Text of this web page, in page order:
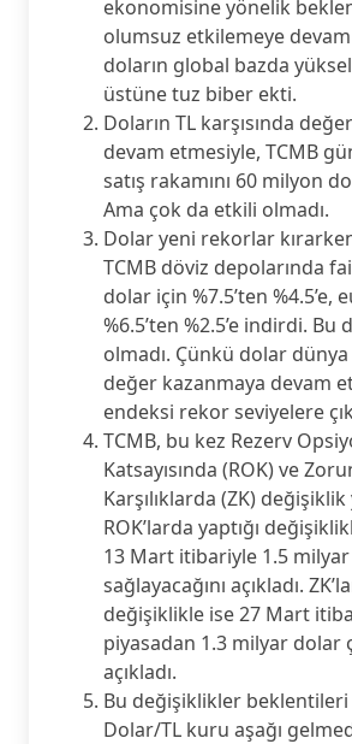
ekonomisine yönelik
olumsuz etkilemeye
doların global bazda
üstüne tuz biber ekti.
Doların TL karşısında
devam etmesiyle, TCMB
satış rakamını 60 milyon
Ama çok da etkili olmadı.
Dolar yeni rekorlar
TCMB döviz depolarında
dolar için %7.5’ten %4.5’e,
%6.5’ten %2.5’e indirdi. Bu
olmadı. Çünkü dolar
değer kazanmaya devam
endeksi rekor seviyelere
TCMB, bu kez Rezerv
Katsayısında (ROK) ve
Karşılıklarda (ZK) değişiklik
ROK’larda yaptığı
13 Mart itibariyle 1.5
sağlayacağını açıkladı.
değişiklikle ise 27 Mart
piyasadan 1.3 milyar dolar
açıkladı.
Bu değişiklikler beklentileri
Dolar/TL kuru aşağı